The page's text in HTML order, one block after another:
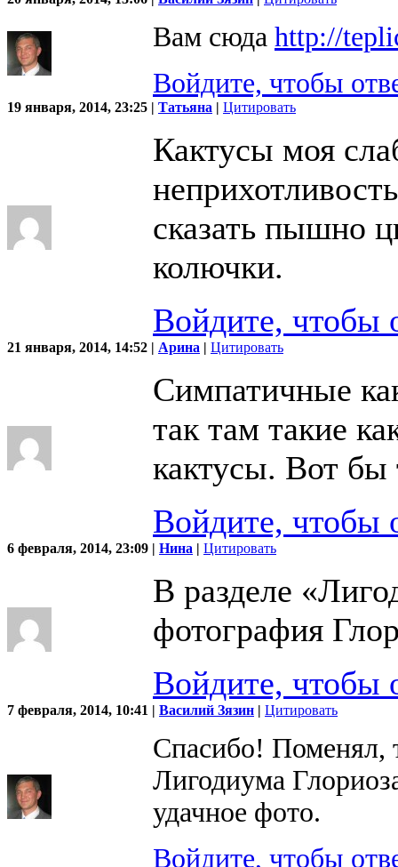
Вам сюда http://
Войдите, чтобы
19 января, 2014, 23:25 | Татьяна | Цитировать
Кактусы моя
сказать пышно
колючки.
Войдите, чтобы
21 января, 2014, 14:52 | Арина | Цитировать
Симпатичные
так там такие
кактусы. Вот бы
Войдите, чтобы
6 февраля, 2014, 23:09 | Нина | Цитировать
В разделе
фотография
Войдите, чтобы
7 февраля, 2014, 10:41 | Василий Зязин | Цитировать
Спасибо! Поменял,
Лигодиума
удачное фото.
Войдите, чтобы